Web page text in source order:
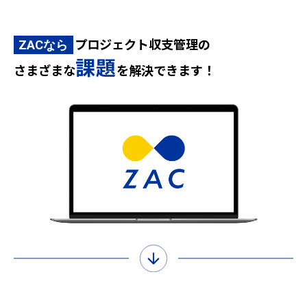
ZACなら
プロジェクト収支管理の
さまざまな課題を解決できます！